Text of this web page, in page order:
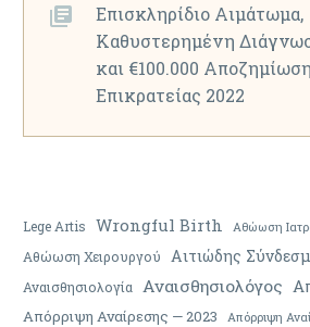
Επισκληρίδιο Αιμάτωμα,
Καθυστερημένη
και €100.000
Επικρατείας 2022
Lege Artis Wrongful Birth Αθώωση
Αθώωση Χειρουργού Αιτιώδης
Αναισθησιολογία Αναισθησιολόγος
Απόρριψη Αναίρεσης — 2023 Απόρριψη